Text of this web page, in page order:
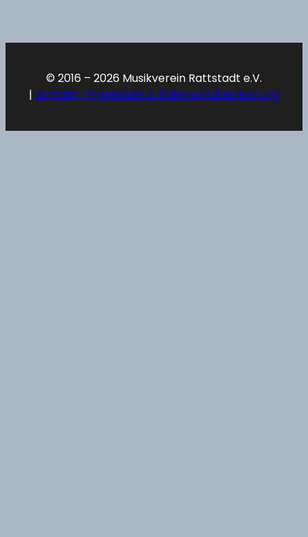
© 2016 – 2026 Musikverein Rattstadt e.V.
| Kontakt, Impressum & Datenschutzerklärung